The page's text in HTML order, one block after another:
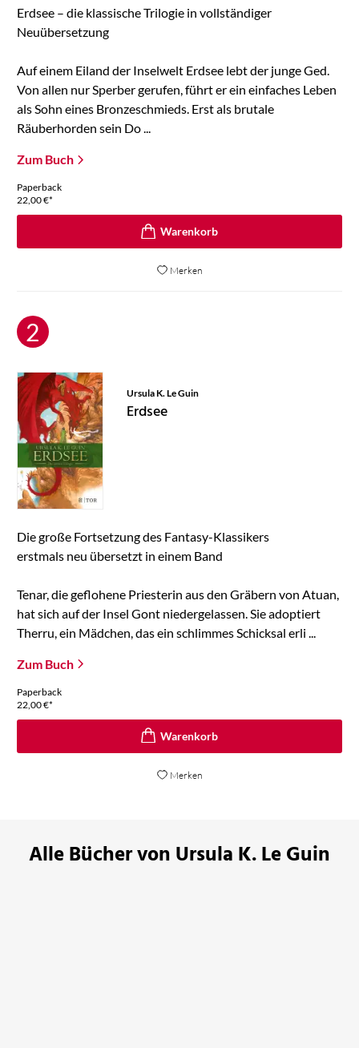
Erdsee – die klassische Trilogie in vollständiger
Neuübersetzung
Auf einem Eiland der Inselwelt Erdsee lebt der junge Ged.
Von allen nur Sperber gerufen, führt er ein einfaches Leben
als Sohn eines Bronzeschmieds. Erst als brutale
Räuberhorden sein Do ...
Zum Buch
Paperback
22,00€*
Merken
Ursula K. Le Guin
Erdsee
Die große Fortsetzung des Fantasy-Klassikers
erstmals neu übersetzt in einem Band
Tenar, die geflohene Priesterin aus den Gräbern von Atuan,
hat sich auf der Insel Gont niedergelassen. Sie adoptiert
Therru, ein Mädchen, das ein schlimmes Schicksal erli ...
Zum Buch
Paperback
22,00€*
Merken
Alle Bücher von Ursula K. Le Guin